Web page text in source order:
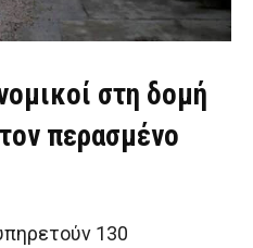
στη δομή
περασμένο
130